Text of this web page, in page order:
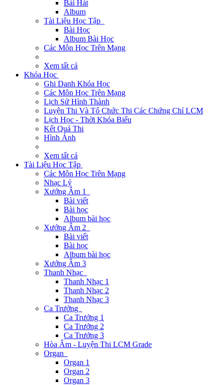
Bài Hát
Album
Tài Liệu Học Tập
Bài Học
Album Bài Học
Các Môn Học Trên Mạng
Xem tất cả
Khóa Học
Ghi Danh Khóa Học
Các Môn Học Trên Mạng
Lịch Sử Hình Thành
Luyện Thi Và Tổ Chức Thi Các Chứng Chỉ LCM
Lịch Học - Thời Khóa Biểu
Kết Quả Thi
Hình Ảnh
Xem tất cả
Tài Liệu Học Tập
Các Môn Học Trên Mạng
Nhạc Lý
Xướng Âm 1
Bài viết
Bài học
Album bài học
Xướng Âm 2
Bài viết
Bài học
Album bài học
Xướng Âm 3
Thanh Nhạc
Thanh Nhạc 1
Thanh Nhạc 2
Thanh Nhạc 3
Ca Trưởng
Ca Trưởng 1
Ca Trưởng 2
Ca Trưởng 3
Hòa Âm - Luyện Thi LCM Grade
Organ
Organ 1
Organ 2
Organ 3